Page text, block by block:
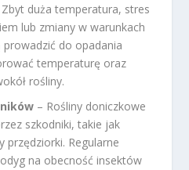
Zbyt duża temperatura, stres
lub zmiany w warunkach
do opadania
temperaturę oraz
rośliny.
– Rośliny doniczkowe
szkodniki, takie jak
przędziorki. Regularne
na obecność insektów